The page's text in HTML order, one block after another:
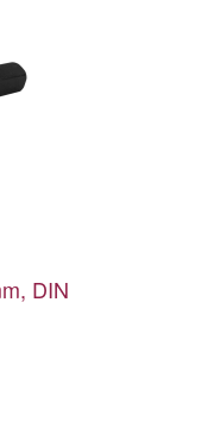
DIN